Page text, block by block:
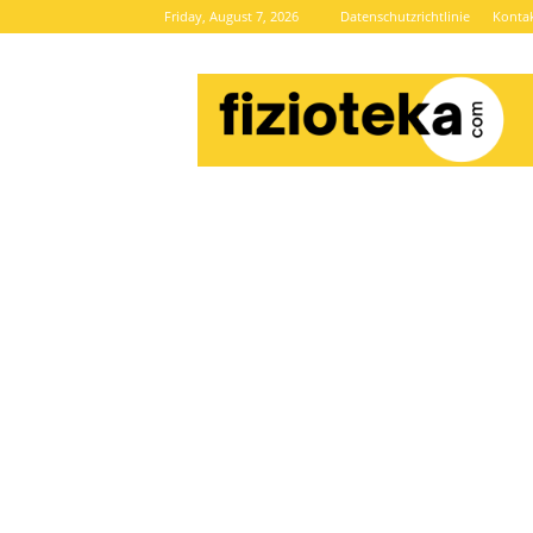
Friday, August 7, 2026 Datenschutzrichtlinie
Brze
vijesti